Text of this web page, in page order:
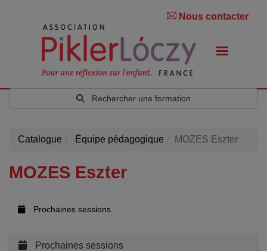
Nous contacter
Rechercher une formation
Catalogue Équipe pédagogique MOZES Eszter
MOZES Eszter
Prochaines sessions
Prochaines sessions